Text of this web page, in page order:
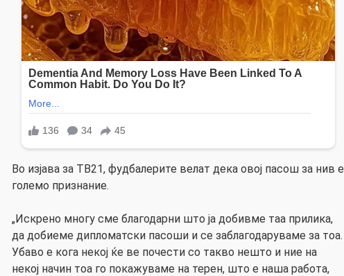
Во изјава за ТВ21, фудбалерите велат дека овој пасош за нив е
големо признание.
„Искрено многу сме благодарни што ја добивме таа прилика,
да добиеме дипломатски пасоши и се заблагодаруваме за тоа.
Убаво е кога некој ќе ве почести со такво нешто и ние на
некој начин тоа го покажуваме на терен, што е наша работа,